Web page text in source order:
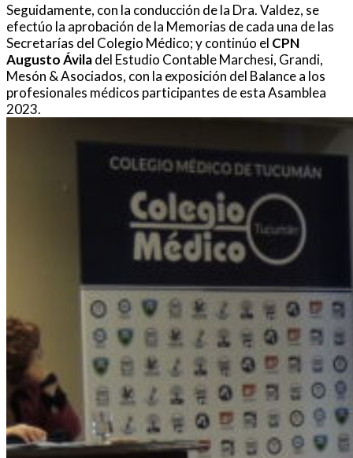
Seguidamente, con la conducción de la Dra. Valdez, se
efectúo la aprobación de la Memorias de cada una de las
Secretarías del Colegio Médico; y continúo el CPN
Augusto Áviladel Estudio Contable Marchesi, Grandi,
Mesón & Asociados, con la exposición del Balance a los
profesionales médicos participantes de esta Asamblea
2023.